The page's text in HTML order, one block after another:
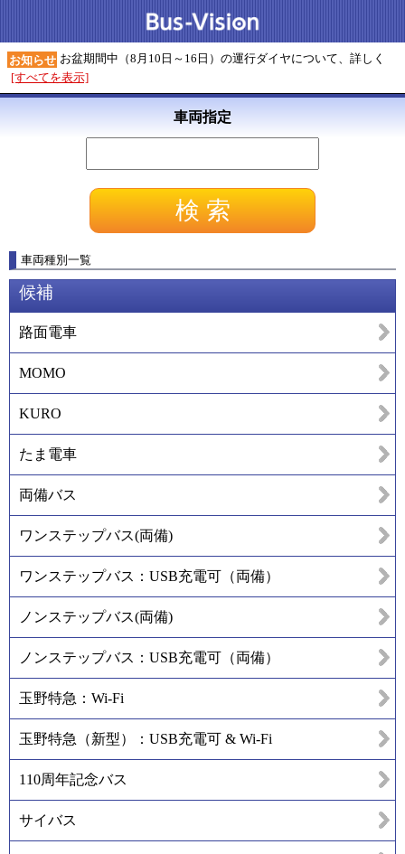
お知らせ お盆期間中（8月10日～16日）の運行ダイヤについて、詳しく
[すべてを表示]
車両指定
車両種別一覧
候補
路面電車
MOMO
KURO
たま電車
両備バス
ワンステップバス(両備)
ワンステップバス：USB充電可（両備）
ノンステップバス(両備)
ノンステップバス：USB充電可（両備）
玉野特急：Wi-Fi
玉野特急（新型）：USB充電可 & Wi-Fi
110周年記念バス
サイバス